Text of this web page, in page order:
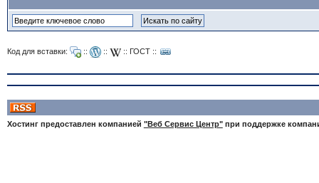
Код для вставки: :: :: :: ГОСТ::
Хостинг предоставлен компанией "Веб Сервис Центр"при поддержке